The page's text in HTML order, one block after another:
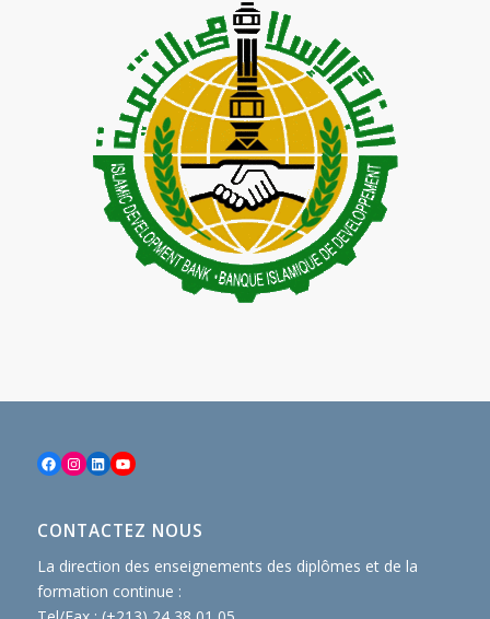
Facebook
Instagram
LinkedInYouTube
CONTACTEZ NOUS
La direction des enseignements des diplômes et de la
formation continue :